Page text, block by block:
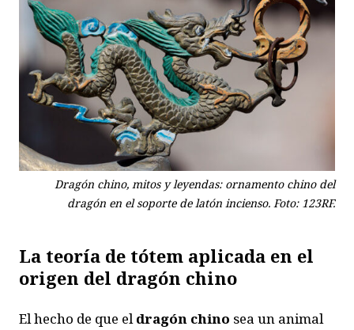
Dragón chino, mitos y leyendas: ornamento chino del
dragón en el soporte de latón incienso. Foto: 123RF.
La teoría de tótem aplicada en el
origen del dragón chino
El hecho de que eldragón chino sea un animal